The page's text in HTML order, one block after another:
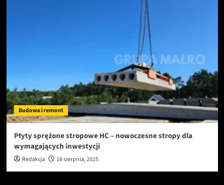
Budowa i remont
Płyty sprężone stropowe HC – nowoczesne stropy dla
wymagających inwestycji
Redakcja 16 sierpnia, 2025